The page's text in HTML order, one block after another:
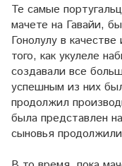
Те самые
мачете на Гавайи,
Гонолулу в
того, как укулеле
создавали все
успешным из них
продолжил
была представлен
сыновья